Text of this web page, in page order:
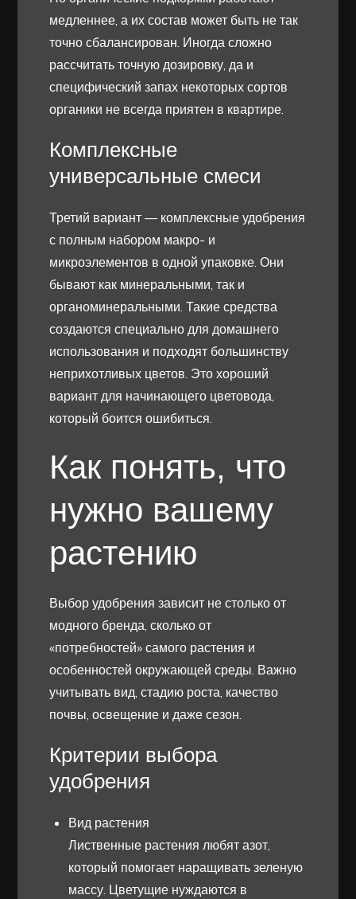
медленнее, а их состав может быть не так
точно сбалансирован. Иногда сложно
рассчитать точную дозировку, да и
специфический запах некоторых сортов
органики не всегда приятен в квартире.
Комплексные
универсальные смеси
Третий вариант — комплексные удобрения
с полным набором макро- и
микроэлементов в одной упаковке. Они
бывают как минеральными, так и
органоминеральными. Такие средства
создаются специально для домашнего
использования и подходят большинству
неприхотливых цветов. Это хороший
вариант для начинающего цветовода,
который боится ошибиться.
Как понять, что
нужно вашему
растению
Выбор удобрения зависит не столько от
модного бренда, сколько от
«потребностей» самого растения и
особенностей окружающей среды. Важно
учитывать вид, стадию роста, качество
почвы, освещение и даже сезон.
Критерии выбора
удобрения
Вид растения
Лиственные растения любят азот,
который помогает наращивать зеленую
массу. Цветущие нуждаются в